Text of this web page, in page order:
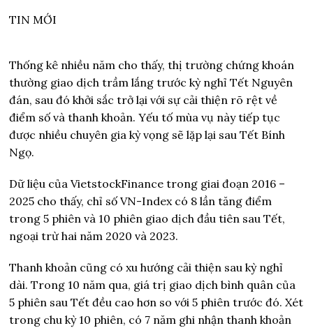
TIN MỚI
Thống kê nhiều năm cho thấy, thị trường chứng khoán
thường giao dịch trầm lắng trước kỳ nghỉ Tết Nguyên
đán, sau đó khởi sắc trở lại với sự cải thiện rõ rệt về
điểm số và thanh khoản. Yếu tố mùa vụ này tiếp tục
được nhiều chuyên gia kỳ vọng sẽ lặp lại sau Tết Bính
Ngọ.
Dữ liệu của VietstockFinance trong giai đoạn 2016 –
2025 cho thấy, chỉ số VN-Index có 8 lần tăng điểm
trong 5 phiên và 10 phiên giao dịch đầu tiên sau Tết,
ngoại trừ hai năm 2020 và 2023.
Thanh khoản cũng có xu hướng cải thiện sau kỳ nghỉ
dài. Trong 10 năm qua, giá trị giao dịch bình quân của
5 phiên sau Tết đều cao hơn so với 5 phiên trước đó. Xét
trong chu kỳ 10 phiên, có 7 năm ghi nhận thanh khoản